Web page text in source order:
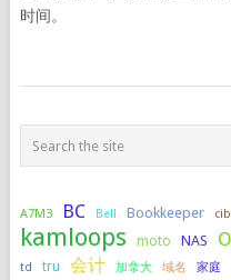
时间。
A7M3 BC Bell Bookkeeper
kamloops moto NAS
td
tru 会计 加拿大 域名 家庭